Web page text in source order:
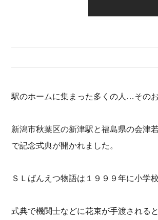
駅のホームに集まった多くの人…その
新潟市秋葉区の新津駅と福島県の会津
で記念式典が開かれました。
ＳＬばんえつ物語は１９９９年に小学
式典で機関士などに花束が手渡される